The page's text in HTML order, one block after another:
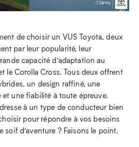
de choisir un VUS Toyota, deux
par leur popularité, leur
capacité d’adaptation au
le Corolla Cross. Tous deux offrent
un design raffiné, une
une fiabilité à toute épreuve.
à un type de conducteur bien
pour répondre à vos besoins
d’aventure ? Faisons le point.